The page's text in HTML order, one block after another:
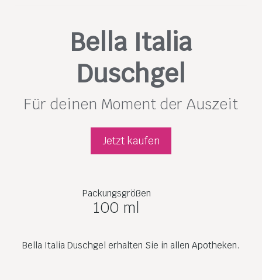
Bella Italia
Duschgel
Für deinen Moment der Auszeit
Jetzt kaufen
Packungsgrößen
100 ml
Bella Italia Duschgel erhalten Sie in allen Apotheken.